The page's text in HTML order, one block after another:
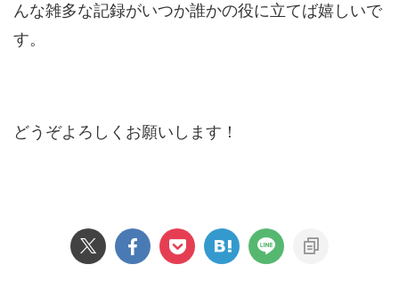
んな雑多な記録がいつか誰かの役に立てば嬉しいで
す。
どうぞよろしくお願いします！